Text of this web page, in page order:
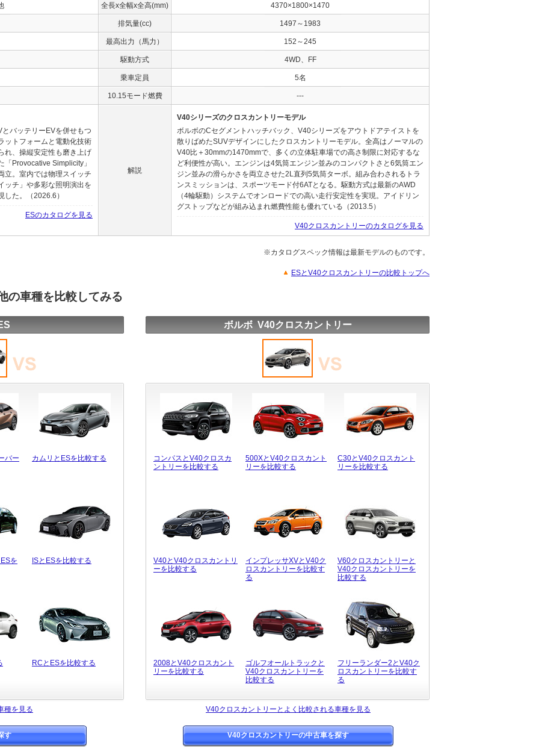
全長x全幅x全高(mm) 4370×1800×1470
排気量(cc) 1497～1983
最高出力（馬力） 152～245
駆動方式 4WD、FF
乗車定員 5名
10.15モード燃費 ---
バッテリーEVを併せもつ
ットフォームと電動化技術
れ、操縦安定性も磨き上げ
Provocative Simplicity」
立。室内では物理スイッチ
ッチ」や多彩な照明演出を
た。（2026.6）
ESのカタログを見る
解説
V40シリーズのクロスカントリーモデル
ボルボのCセグメントハッチバック、V40シリーズをアウトドアテイストを
散りばめたSUVデザインにしたクロスカントリーモデル。全高はノーマルの
V40比＋30mmの1470mmで、多くの立体駐車場での高さ制限に対応するな
ど利便性が高い。エンジンは4気筒エンジン並みのコンパクトさと6気筒エン
ジン並みの滑らかさを両立させた2L直列5気筒ターボ。組み合わされるトラ
ンスミッションは、スポーツモード付6ATとなる。駆動方式は最新のAWD
（4輪駆動）システムでオンロードでの高い走行安定性を実現。アイドリン
グストップなどが組み込まれ燃費性能も優れている（2013.5）
V40クロスカントリーのカタログを見る
※カタログスペック情報は最新モデルのものです。
ESとV40クロスカントリーの比較トップへ
の車種を比較してみる
バー カムリとESを比較する
を ISとESを比較する
RCとESを比較する
ボルボ V40クロスカントリー
コンパスとV40クロスカ
ントリーを比較する
500XとV40クロスカント
リーを比較する
C30とV40クロスカント
リーを比較する
V40とV40クロスカントリ
ーを比較する
インプレッサXVとV40ク
ロスカントリーを比較す
る
V60クロスカントリーと
V40クロスカントリーを
比較する
2008とV40クロスカント
リーを比較する
ゴルフオールトラックと
V40クロスカントリーを
比較する
フリーランダー2とV40ク
ロスカントリーを比較す
る
種を見る V40クロスカントリーとよく比較される車種を見る
す V40クロスカントリーの中古車を探す